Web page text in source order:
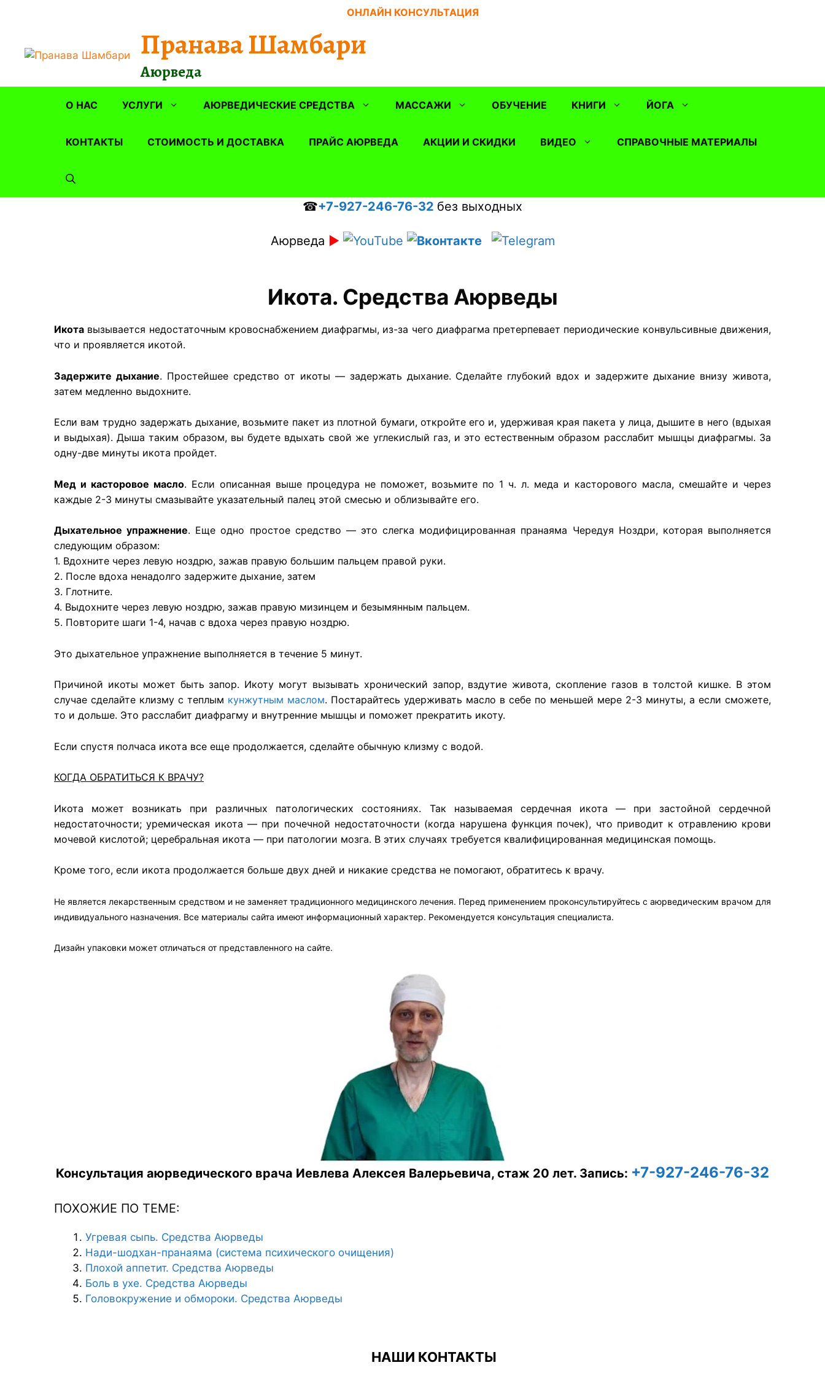
ОНЛАЙН КОНСУЛЬТАЦИЯ
Пранава Шамбари
Аюрведа
О НАС УСЛУГИ АЮРВЕДИЧЕСКИЕ СРЕДСТВА МАССАЖИ ОБУЧЕНИЕ КНИГИ ЙОГА
КОНТАКТЫ СТОИМОСТЬ И ДОСТАВКА ПРАЙС АЮРВЕДА АКЦИИ И СКИДКИ ВИДЕО СПРАВОЧНЫЕ МАТЕРИАЛЫ
☎+7-927-246-76-32 без выходных
Аюрведа ►
Икота. Средства Аюрведы
Икота вызывается недостаточным кровоснабжением диафрагмы, из-за чего диафрагма претерпевает периодические конвульсивные движения,
что и проявляется икотой.
Задержите дыхание. Простейшее средство от икоты — задержать дыхание. Сделайте глубокий вдох и задержите дыхание внизу живота,
затем медленно выдохните.
Если вам трудно задержать дыхание, возьмите пакет из плотной бумаги, откройте его и, удерживая края пакета у лица, дышите в него (вдыхая
и выдыхая). Дыша таким образом, вы будете вдыхать свой же углекислый газ, и это естественным образом расслабит мышцы диафрагмы. За
одну-две минуты икота пройдет.
Мед и касторовое масло. Если описанная выше процедура не поможет, возьмите по 1 ч. л. меда и касторового масла, смешайте и через
каждые 2-3 минуты смазывайте указательный палец этой смесью и облизывайте его.
Дыхательное упражнение. Еще одно простое средство — это слегка модифицированная пранаяма Чередуя Ноздри, которая выполняется
следующим образом:
1. Вдохните через левую ноздрю, зажав правую большим пальцем правой руки.
2. После вдоха ненадолго задержите дыхание, затем
3. Глотните.
4. Выдохните через левую ноздрю, зажав правую мизинцем и безымянным пальцем.
5. Повторите шаги 1-4, начав с вдоха через правую ноздрю.
Это дыхательное упражнение выполняется в течение 5 минут.
Причиной икоты может быть запор. Икоту могут вызывать хронический запор, вздутие живота, скопление газов в толстой кишке. В этом
случае сделайте клизму с теплым кунжутным маслом. Постарайтесь удерживать масло в себе по меньшей мере 2-3 минуты, а если сможете,
то и дольше. Это расслабит диафрагму и внутренние мышцы и поможет прекратить икоту.
Если спустя полчаса икота все еще продолжается, сделайте обычную клизму с водой.
КОГДА ОБРАТИТЬСЯ К ВРАЧУ?
Икота может возникать при различных патологических состояниях. Так называемая сердечная икота — при застойной сердечной
недостаточности; уремическая икота — при почечной недостаточности (когда нарушена функция почек), что приводит к отравлению крови
мочевой кислотой; церебральная икота — при патологии мозга. В этих случаях требуется квалифицированная медицинская помощь.
Кроме того, если икота продолжается больше двух дней и никакие средства не помогают, обратитесь к врачу.
Не является лекарственным средством и не заменяет традиционного медицинского лечения. Перед применением проконсультируйтесь с аюрведическим врачом для
индивидуального назначения. Все материалы сайта имеют информационный характер. Рекомендуется консультация специалиста.
Дизайн упаковки может отличаться от представленного на сайте.
Консультация аюрведического врача Иевлева Алексея Валерьевича, стаж 20 лет. Запись: +7-927-246-76-32
ПОХОЖИЕ ПО ТЕМЕ:
Угревая сыпь. Средства Аюрведы
Нади-шодхан-пранаяма (система психического очищения)
Плохой аппетит. Средства Аюрведы
Боль в ухе. Средства Аюрведы
Головокружение и обмороки. Средства Аюрведы
НАШИ КОНТАКТЫ